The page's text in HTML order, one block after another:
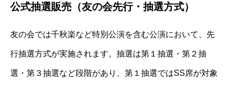
公式抽選販売（友の会先行・抽選方式）
友の会では千秋楽など特別公演を含む公演において、先
行抽選方式が実施されます。抽選は第１抽選・第２抽
選・第３抽選など段階があり、第１抽選ではSS席が対象